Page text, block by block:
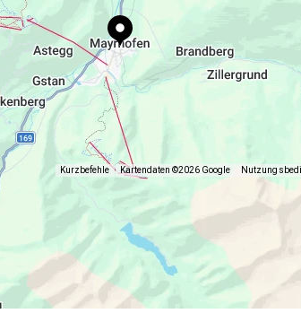
sowie umfangreiches
in allen Räumen.
vorhanden.
Kurzbefehle Kartendaten ©2026 Google